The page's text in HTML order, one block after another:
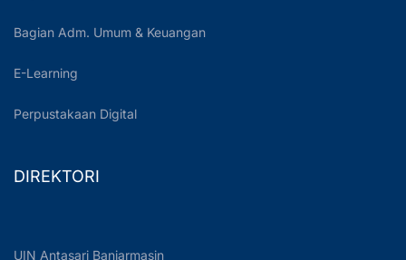
Bagian Adm. Umum & Keuangan
E-Learning
Perpustakaan Digital
DIREKTORI
UIN Antasari Banjarmasin